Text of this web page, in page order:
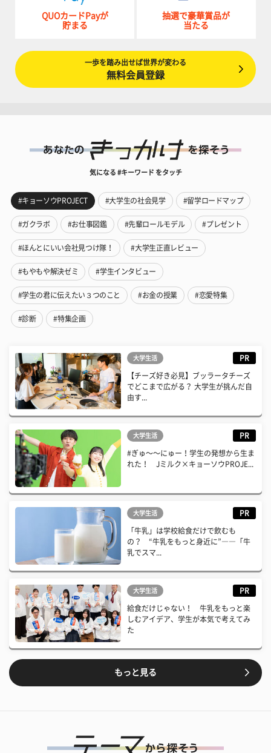
QUOカードPayが
貯まる
抽選で豪華賞品が
当たる
一歩を踏み出せば世界が変わる
無料会員登録
気になる #キーワード をタッチ
#キョーソウPROJECT #大学生の社会見学 #留学ロードマップ
#ガクラボ #お仕事図鑑 #先輩ロールモデル #プレゼント
#ほんとにいい会社見つけ隊！ #大学生正直レビュー
#もやもや解決ゼミ #学生インタビュー
#学生の君に伝えたい３つのこと #お金の授業 #恋愛特集
#診断 #特集企画
大学生活 PR
【チーズ好き必見】ブッラータチーズ
でどこまで広がる？ 大学生が挑んだ自
由す...
大学生活 PR
#ぎゅ〜〜にゅー！学生の発想から生ま
れた！ Jミルク×キョーソウPROJE...
大学生活 PR
「牛乳」は学校給食だけで飲むも
の？ “牛乳をもっと身近に”――「牛
乳でスマ...
大学生活 PR
給食だけじゃない！ 牛乳をもっと楽
しむアイデア、学生が本気で考えてみ
た
もっと見る